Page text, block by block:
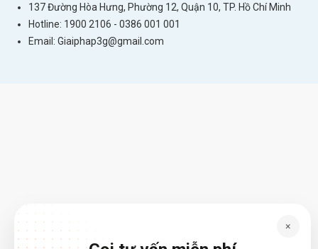
137 Đường Hòa Hưng, Phường 12, Quận 10, TP. Hồ Chí Minh
Hotline: 1900 2106 - 0386 001 001
Email: Giaiphap3g@gmail.com
×